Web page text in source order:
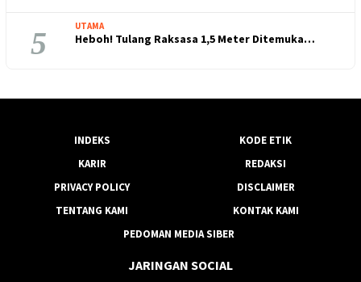
5 UTAMA
Heboh! Tulang Raksasa 1,5 Meter Ditemuka…
INDEKS
KODE ETIK
KARIR
REDAKSI
PRIVACY POLICY
DISCLAIMER
TENTANG KAMI
KONTAK KAMI
PEDOMAN MEDIA SIBER
JARINGAN SOCIAL